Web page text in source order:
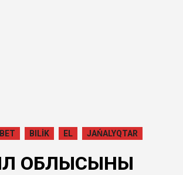
BILİK EL JAŃALYQTAR
ОБЛЫСЫНЫҢ